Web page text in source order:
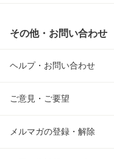
その他・お問い合わせ
ヘルプ・お問い合わせ
ご意見・ご要望
メルマガの登録・解除